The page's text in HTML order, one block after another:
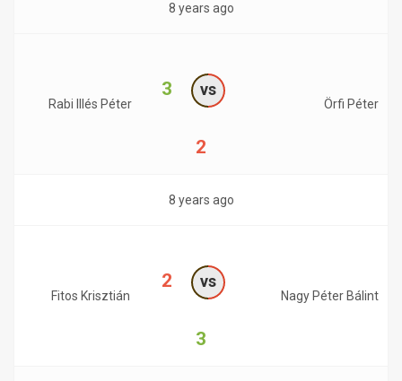
8 years ago
Rabi Illés Péter
3 vs
2
Örfi Péter
8 years ago
Fitos Krisztián
2 vs
3
Nagy Péter Bálint